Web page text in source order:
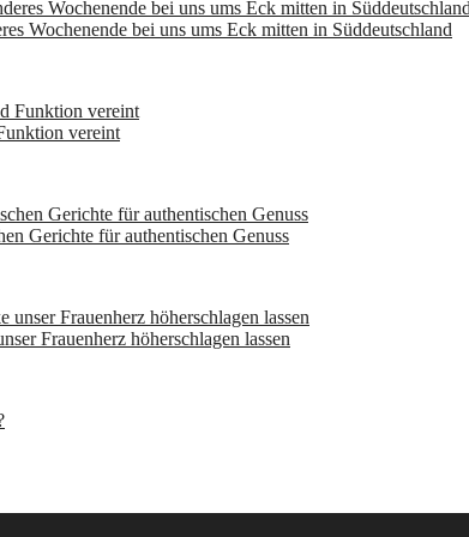
Wochenende bei uns ums Eck mitten in Süddeutschland
vereint
Gerichte für authentischen Genuss
Frauenherz höherschlagen lassen